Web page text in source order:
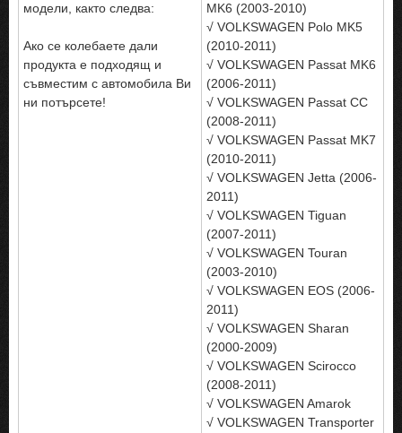
модели, както следва:
Ако се колебаете дали
продукта е подходящ и
съвместим с автомобила Ви
ни потърсете!
MK6 (2003-2010)
√ VOLKSWAGEN Polo MK5
(2010-2011)
√ VOLKSWAGEN Passat MK6
(2006-2011)
√ VOLKSWAGEN Passat CC
(2008-2011)
√ VOLKSWAGEN Passat MK7
(2010‐2011)
√ VOLKSWAGEN Jetta (2006-
2011)
√ VOLKSWAGEN Tiguan
(2007-2011)
√ VOLKSWAGEN Touran
(2003-2010)
√ VOLKSWAGEN EOS (2006-
2011)
√ VOLKSWAGEN Sharan
(2000-2009)
√ VOLKSWAGEN Scirocco
(2008-2011)
√ VOLKSWAGEN Amarok
√ VOLKSWAGEN Transporter